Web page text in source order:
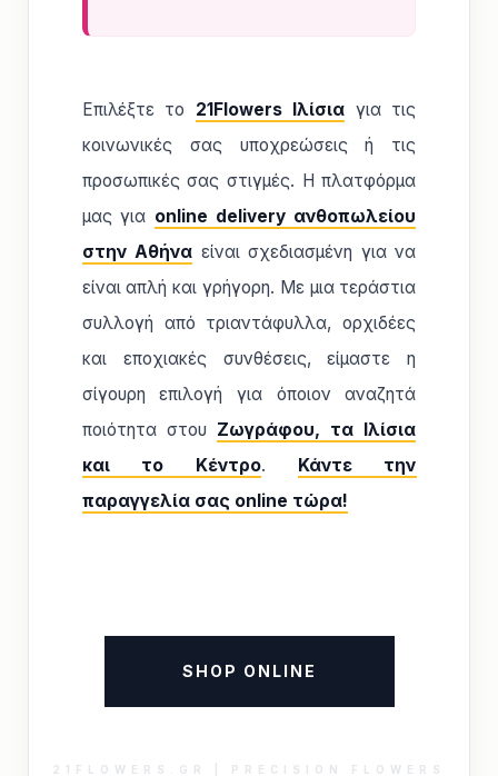
Επιλέξτε το 21Flowers Ιλίσια για τις
κοινωνικές σας υποχρεώσεις ή τις
προσωπικές σας στιγμές. Η πλατφόρμα
μας για online delivery ανθοπωλείου
στην Αθήνα είναι σχεδιασμένη για να
είναι απλή και γρήγορη. Με μια τεράστια
συλλογή από τριαντάφυλλα, ορχιδέες
και εποχιακές συνθέσεις, είμαστε η
σίγουρη επιλογή για όποιον αναζητά
ποιότητα στου Ζωγράφου, τα Ιλίσια
και το Κέντρο. Κάντε την
παραγγελία σας online τώρα!
SHOP ONLINE
21FLOWERS.GR | PRECISION FLOWERS